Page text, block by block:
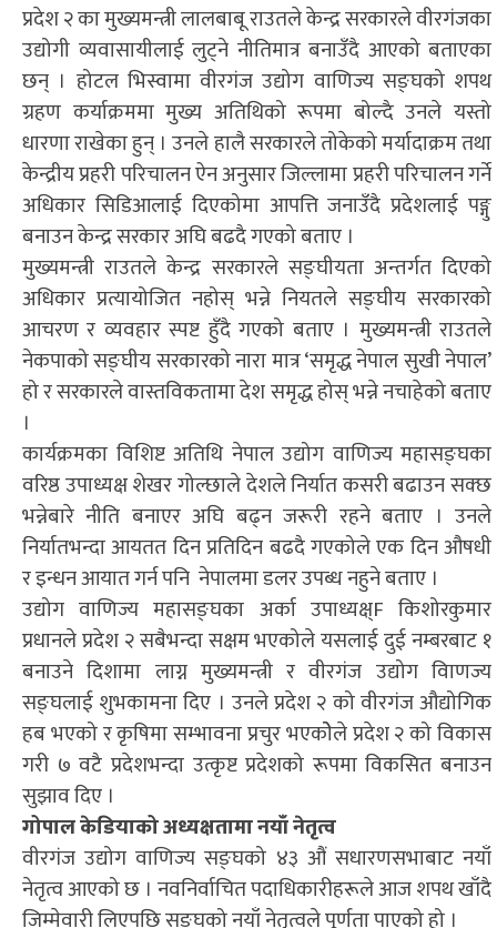
प्रदेश २ का मुख्यमन्त्री लालबाबू राउतले केन्द्र सरकारले वीरगंजका
उद्योगी व्यवासायीलाई लुट्ने नीतिमात्र बनाउँदै आएको बताएका
छन् । होटल भिस्वामा वीरगंज उद्योग वाणिज्य सङ्घको शपथ
ग्रहण कर्याक्रममा मुख्य अतिथिको रूपमा बोल्दै उनले यस्तो
धारणा राखेका हुन् । उनले हालै सरकारले तोकेको मर्यादाक्रम तथा
केन्द्रीय प्रहरी परिचालन ऐन अनुसार जिल्लामा प्रहरी परिचालन गर्ने
अधिकार सिडिआलाई दिएकोमा आपत्ति जनाउँदै प्रदेशलाई पङ्गु
बनाउन केन्द्र सरकार अघि बढदै गएको बताए ।
मुख्यमन्त्री राउतले केन्द्र सरकारले सङ्घीयता अन्तर्गत दिएको
अधिकार प्रत्यायोजित नहोस् भन्ने नियतले सङ्घीय सरकारको
आचरण र व्यवहार स्पष्ट हुँदै गएको बताए । मुख्यमन्त्री राउतले
नेकपाको सङ्घीय सरकारको नारा मात्र ‘समृद्ध नेपाल सुखी नेपाल’
हो र सरकारले वास्तविकतामा देश समृद्ध होस् भन्ने नचाहेको बताए
।
कार्यक्रमका विशिष्ट अतिथि नेपाल उद्योग वाणिज्य महासङ्घका
वरिष्ठ उपाध्यक्ष शेखर गोल्छाले देशले निर्यात कसरी बढाउन सक्छ
भन्नेबारे नीति बनाएर अघि बढ्न जरूरी रहने बताए । उनले
निर्यातभन्दा आयतत दिन प्रतिदिन बढदै गएकोले एक दिन औषधी
र इन्धन आयात गर्न पनि नेपालमा डलर उपब्ध नहुने बताए ।
उद्योग वाणिज्य महासङ्घका अर्का उपाध्यक्ष्F किशोरकुमार
प्रधानले प्रदेश २ सबैभन्दा सक्षम भएकोले यसलाई दुई नम्बरबाट १
बनाउने दिशामा लाग्न मुख्यमन्त्री र वीरगंज उद्योग वािणज्य
सङ्घलाई शुभकामना दिए । उनले प्रदेश २ को वीरगंज औद्योगिक
हब भएको र कृषिमा सम्भावना प्रचुर भएकोेले प्रदेश २ को विकास
गरी ७ वटै प्रदेशभन्दा उत्कृष्ट प्रदेशको रूपमा विकसित बनाउन
सुझाव दिए ।
गोपाल केडियाको अध्यक्षतामा नयाँ नेतृत्व
वीरगंज उद्योग वाणिज्य सङ्घको ४३ औं सधारणसभाबाट नयाँ
नेतृत्व आएको छ । नवनिर्वाचित पदाधिकारीहरूले आज शपथ खाँदै
जिम्मेवारी लिएपछि सङ्घको नयाँ नेतृत्वले पूर्णता पाएको हो ।